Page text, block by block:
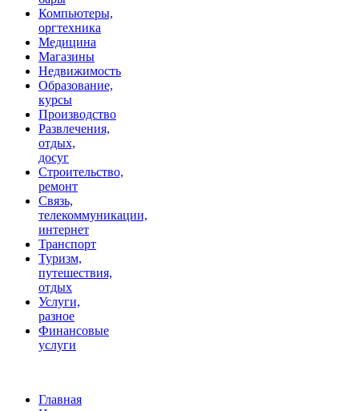
Компьютеры,
оргтехника
Медицина
Магазины
Недвижимость
Образование,
курсы
Производство
Развлечения,
отдых,
досуг
Строительство,
ремонт
Связь,
телекоммуникации,
интернет
Транспорт
Туризм,
путешествия,
отдых
Услуги,
разное
Финансовые
услуги
Главная